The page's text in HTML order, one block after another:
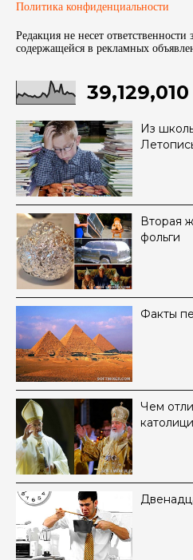
Политика конфиденциальности
Редакция не несет
содержащейся в рекламных
39,129,010
Из
Вторая
фольги
Факты
Чем